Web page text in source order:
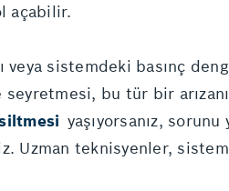
açabilir.
veya sistemdeki basınç
seyretmesi, bu tür bir
yaşıyorsanız,
teknisyenler,